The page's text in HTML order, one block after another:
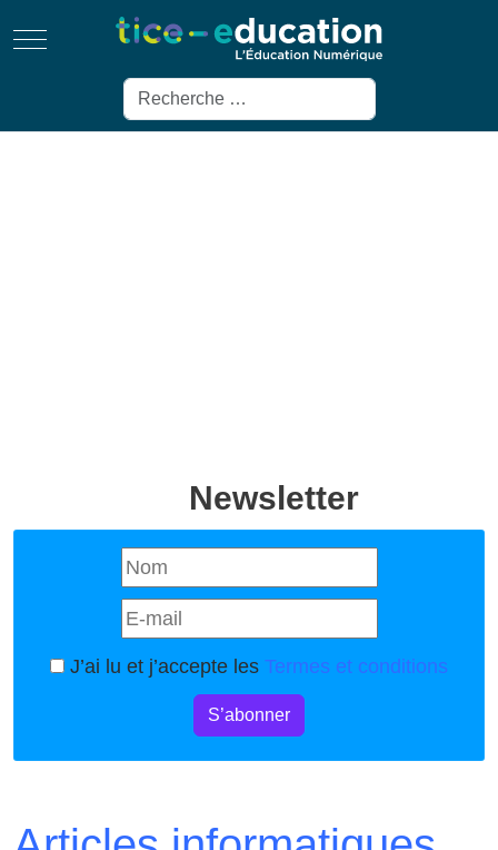
Mobile Menu Toggle
Rechercher
Newsletter
J’ai lu et j’accepte les Termes et conditions
S’abonner